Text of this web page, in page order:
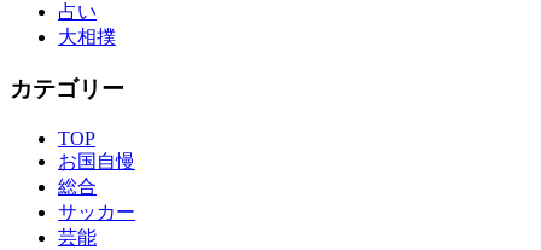
占い
大相撲
カテゴリー
TOP
お国自慢
総合
サッカー
芸能